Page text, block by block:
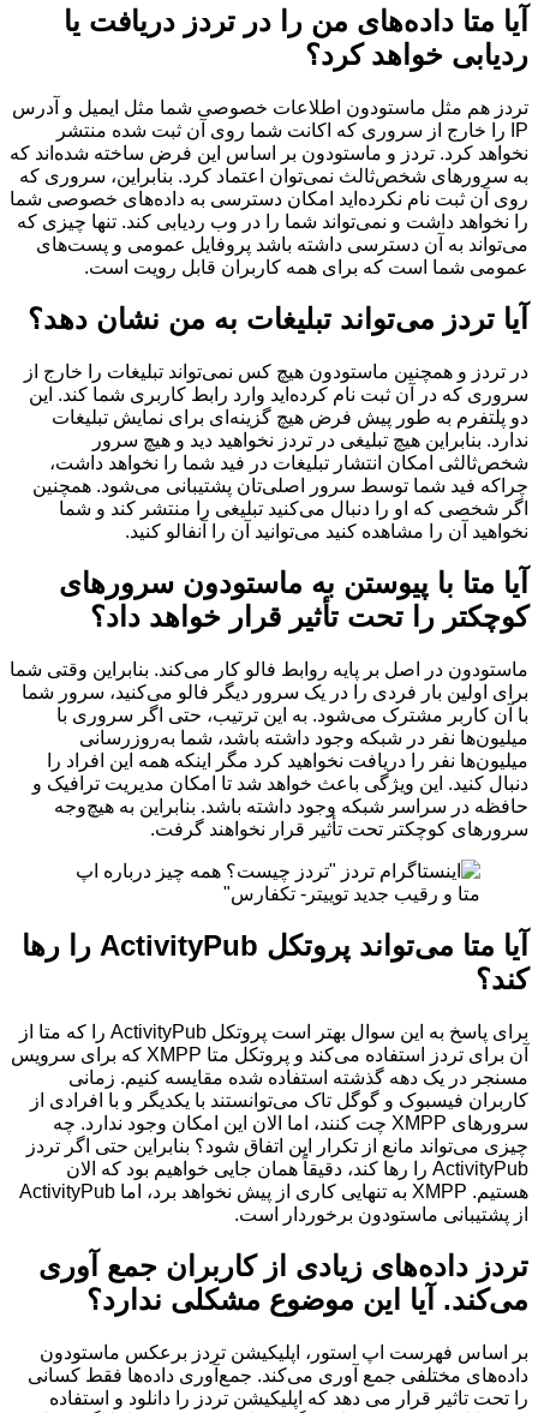
آیا متا داده‌های من را در تردز دریافت یا
ردیابی خواهد کرد؟
تردز هم مثل ماستودون اطلاعات خصوصی شما مثل ایمیل و آدرس
IP را خارج از سروری که اکانت شما روی آن ثبت شده منتشر
نخواهد کرد. تردز و ماستودون بر اساس این فرض ساخته شده‌اند که
به سرورهای شخص‌ثالث نمی‌توان اعتماد کرد. بنابراین، سروری که
روی آن ثبت نام نکرده‌اید امکان دسترسی به داده‌های خصوصی شما
را نخواهد داشت و نمی‌تواند شما را در وب ردیابی کند. تنها چیزی که
می‌تواند به آن دسترسی داشته باشد پروفایل عمومی و پست‌های
عمومی شما است که برای همه کاربران قابل رویت است.
آیا تردز می‌تواند تبلیغات به من نشان دهد؟
در تردز و همچنین ماستودون هیچ کس نمی‌تواند تبلیغات را خارج از
سروری که در آن ثبت نام کرده‌اید وارد رابط کاربری شما کند. این
دو پلتفرم به طور پیش فرض هیچ گزینه‌ای برای نمایش تبلیغات
ندارد. بنابراین هیچ تبلیغی در تردز نخواهید دید و هیچ سرور
شخص‌ثالثی امکان انتشار تبلیغات در فید شما را نخواهد داشت،
چراکه فید شما توسط سرور اصلی‌تان پشتیبانی می‌شود. همچنین
اگر شخصی که او را دنبال می‌کنید تبلیغی را منتشر کند و شما
نخواهید آن را مشاهده کنید می‌توانید آن را آنفالو کنید.
آیا متا با پیوستن به ماستودون سرورهای
کوچکتر را تحت تأثیر قرار خواهد داد؟
ماستودون در اصل بر پایه روابط فالو کار می‌کند. بنابراین وقتی شما
برای اولین بار فردی را در یک سرور دیگر فالو می‌کنید، سرور شما
با آن کاربر مشترک می‌شود. به این ترتیب، حتی اگر سروری با
میلیون‌ها نفر در شبکه وجود داشته باشد، شما به‌روزرسانی
میلیون‌ها نفر را دریافت نخواهید کرد مگر اینکه همه این افراد را
دنبال کنید. این ویژگی باعث خواهد شد تا امکان مدیریت ترافیک و
حافظه در سراسر شبکه وجود داشته باشد. بنابراین به هیچ‌وجه
سرورهای کوچکتر تحت تأثیر قرار نخواهند گرفت.
آیا متا می‌تواند پروتکل ActivityPub را رها
کند؟
برای پاسخ به این سوال بهتر است پروتکل ActivityPub را که متا از
آن برای تردز استفاده می‌کند و پروتکل متا XMPP که برای سرویس
مسنجر در یک دهه گذشته استفاده شده مقایسه کنیم. زمانی
کاربران فیسبوک و گوگل تاک می‌توانستند با یکدیگر و با افرادی از
سرورهای XMPP چت کنند، اما الان این امکان وجود ندارد. چه
چیزی می‌تواند مانع از تکرار این اتفاق شود؟ بنابراین حتی اگر تردز
ActivityPub را رها کند، دقیقاً همان جایی خواهیم بود که الان
هستیم. XMPP به تنهایی کاری از پیش نخواهد برد، اما ActivityPub
از پشتیبانی ماستودون برخوردار است.
تردز داده‌های زیادی از کاربران جمع آوری
می‌کند. آیا این موضوع مشکلی ندارد؟
بر اساس فهرست اپ استور، اپلیکیشن تردز برعکس ماستودون
داده‌های مختلفی جمع آوری می‌کند. جمع‌آوری داده‌ها فقط کسانی
را تحت تاثیر قرار می دهد که اپلیکیشن تردز را دانلود و استفاده